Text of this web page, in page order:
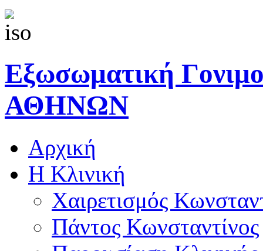
Εξωσωματική
ΑΘΗΝΩΝ
Αρχική
Η Κλινική
Χαιρετισμός
Πάντος Κωνσταντίνος